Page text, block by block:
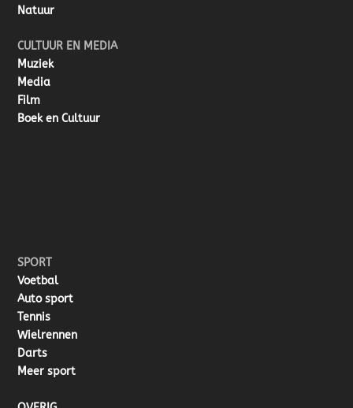
Natuur
CULTUUR EN MEDIA
Muziek
Media
Film
Boek en Cultuur
SPORT
Voetbal
Auto sport
Tennis
Wielrennen
Darts
Meer sport